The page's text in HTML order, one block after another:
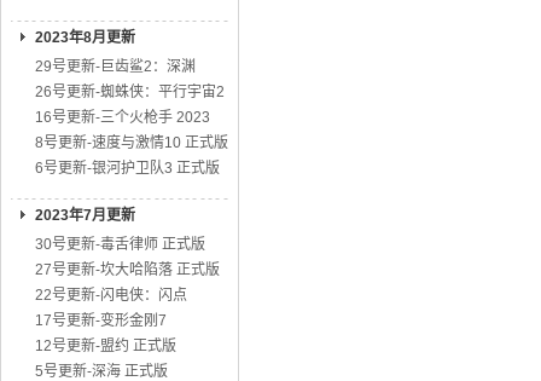
2023年8月更新
29号更新-巨齿鲨2：深渊
26号更新-蜘蛛侠：平行宇宙2
16号更新-三个火枪手 2023
8号更新-速度与激情10 正式版
6号更新-银河护卫队3 正式版
2023年7月更新
30号更新-毒舌律师 正式版
27号更新-坎大哈陷落 正式版
22号更新-闪电侠：闪点
17号更新-变形金刚7
12号更新-盟约 正式版
5号更新-深海 正式版